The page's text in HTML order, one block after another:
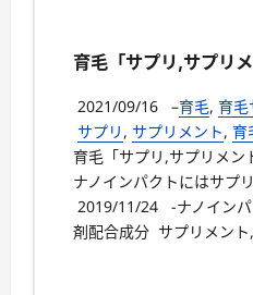
育毛「サプリ,サプリ
2021/09/16 –育毛, 育毛
サプリ , サプリメント, 育
育毛「サプリ,サプリメン
ナノインパクトにはサプ
2019/11/24 -ナノイン
剤配合成分 サプリメン